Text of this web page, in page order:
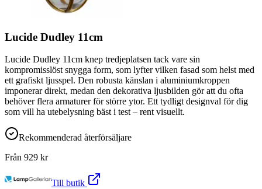
Lucide Dudley 11cm
Lucide Dudley 11cm knep tredjeplatsen tack vare sin
kompromisslöst snygga form, som lyfter vilken fasad som helst med
ett grafiskt ljusspel. Den robusta känslan i aluminiumkroppen
imponerar direkt, medan den dekorativa ljusbilden gör att du ofta
behöver flera armaturer för större ytor. Ett tydligt designval för dig
som vill ha utebelysning bäst i test – rent visuellt.
Rekommenderad återförsäljare
Från 929 kr
Till butik